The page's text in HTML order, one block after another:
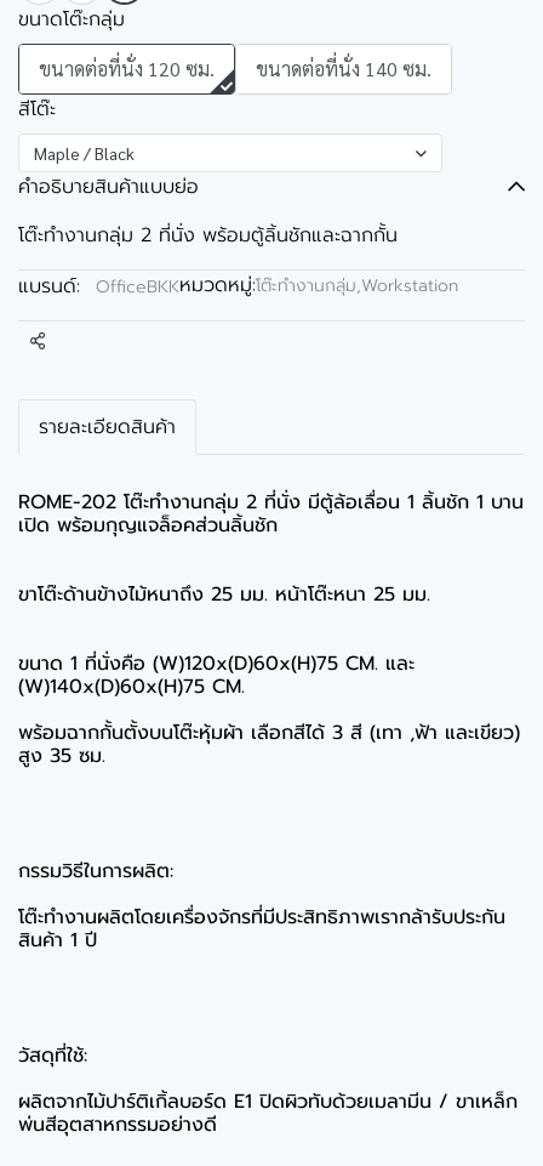
ขนาดโต๊ะกลุ่ม
ขนาดต่อที่นั่ง 120 ซม. ขนาดต่อที่นั่ง 140 ซม.
สีโต๊ะ
Maple / Black
คำอธิบายสินค้าแบบย่อ
โต๊ะทำงานกลุ่ม 2 ที่นั่ง พร้อมตู้ลิ้นชักและฉากกั้น
แบรนด์:
OfficeBKKหมวดหมู่:โต๊ะทำงานกลุ่ม,Workstation
แชร์
รายละเอียดสินค้า
ROME-202 โต๊ะทำงานกลุ่ม 2 ที่นั่ง มีตู้ล้อเลื่อน 1 ลิ้นชัก 1 บาน
เปิด พร้อมกุญแจล็อคส่วนลิ้นชัก
ขาโต๊ะด้านข้างไม้หนาถึง 25 มม. หน้าโต๊ะหนา 25 มม.
ขนาด 1 ที่นั่งคือ (W)120x(D)60x(H)75 CM. และ
(W)140x(D)60x(H)75 CM.
พร้อมฉากกั้นตั้งบนโต๊ะหุ้มผ้า เลือกสีได้ 3 สี (เทา ,ฟ้า และเขียว)
สูง 35 ซม.
กรรมวิธีในการผลิต:
โต๊ะทำงานผลิตโดยเครื่องจักรที่มีประสิทธิภาพเรากล้ารับประกัน
สินค้า 1 ปี
วัสดุที่ใช้:
ผลิตจากไม้ปาร์ติเกิ้ลบอร์ด E1 ปิดผิวทับด้วยเมลามีน / ขาเหล็ก
พ่นสีอุตสาหกรรมอย่างดี